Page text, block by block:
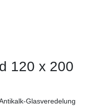
120 x 200
Glasveredelung